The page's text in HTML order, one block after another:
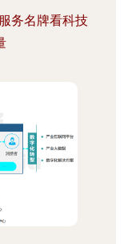
务名牌看科技